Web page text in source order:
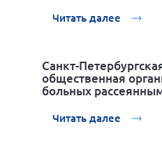
Читать далее
Санкт-
общественная
больных
Читать далее